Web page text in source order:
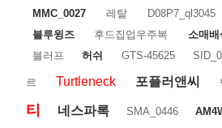
MMC_0027 레탈 D08P7_ql3045
블루윙즈
후드집업우주복 소매배
블러프
허쉬 GTS-45625
르 Turtleneck 포플러앤씨
티
네스파록 SMA_0446